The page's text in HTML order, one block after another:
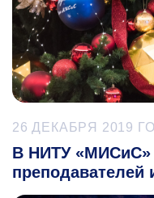
26 ДЕКАБРЯ 2019
В НИТУ «МИСиС»
преподавателей